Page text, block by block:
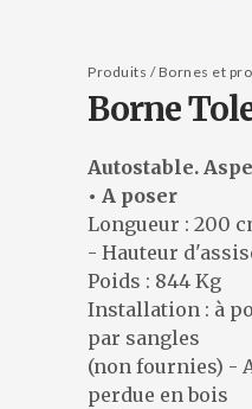
Jardinières Design
Jardinières classiques
Corbeilles Design
Corbeilles classiques
Bornes et protections
Éléments de voirie
CATALOGUES
DESIGNERS
PRÉSENTATION
ACTUALITÉS
Produits / Bornes et
Borne
Autostable.
• A poser
Longueur : 200
- Hauteur
Poids : 844 Kg
Installation : à
par sangles
(non fournies) -
perdue en bois